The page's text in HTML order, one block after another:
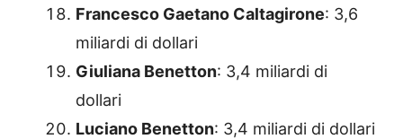
Francesco Gaetano Caltagirone: 3,6
miliardi di dollari
Giuliana Benetton: 3,4 miliardi di
dollari
Luciano Benetton: 3,4 miliardi di dollari